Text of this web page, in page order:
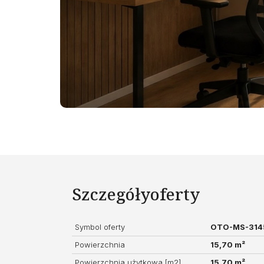
Szczegółyoferty
Symbol oferty
OTO-MS-
Powierzchnia
15,70 m²